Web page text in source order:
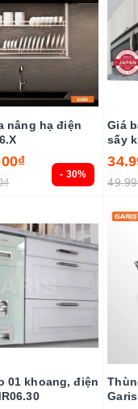
- 30%
nâng hạ điện
Giá
sấy
01 khoang, điện